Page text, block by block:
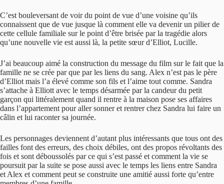
C’est bouleversant de voir du point de vue d’une voisine qu’ils
connaissent que de vue jusque là comment elle va devenir un pilier de
cette cellule familiale sur le point d’être brisée par la tragédie alors
qu’une nouvelle vie est aussi là, la petite sœur d’Elliot, Lucille.
J’ai beaucoup aimé la construction du message du film sur le fait que la
famille ne se crée par que par les liens du sang. Alex n’est pas le père
d’Elliot mais l’a élevé comme son fils et l’aime tout comme. Sandra
s’attache à Elliott avec le temps désarmée par la candeur du petit
garçon qui littéralement quand il rentre à la maison pose ses affaires
dans l’appartement pour aller sonner et rentrer chez Sandra lui faire un
câlin et lui raconter sa journée.
Les personnages deviennent d’autant plus intéressants que tous ont des
failles font des erreurs, des choix débiles, ont des propos révoltants des
fois et sont déboussolés par ce qui s’est passé et comment la vie se
poursuit par la suite se pose aussi avec le temps les liens entre Sandra
et Alex et comment peut se construite une amitié aussi forte qu’entre